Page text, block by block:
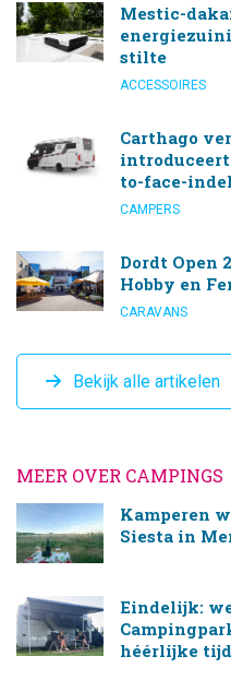
Mestic-
stilte
ACCESSOIRES
Carthago
introduceert
to-face-
CAMPERS
Dordt Open
Hobby en
CARAVANS
Bekijk alle artikelen
MEER OVER CAMPINGS
Kamperen
Siesta in
Eindelijk:
héérlijke